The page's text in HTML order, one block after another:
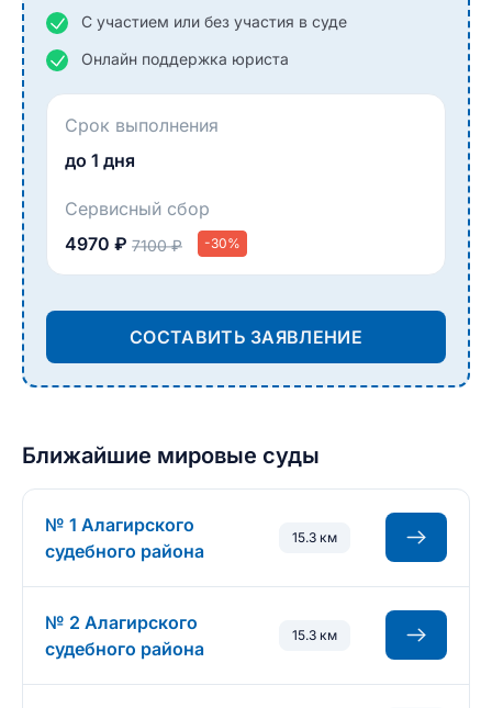
С участием или без участия в суде
Онлайн поддержка юриста
Срок выполнения
до 1 дня
Сервисный сбор
4970 ₽ 7100 ₽ -30%
СОСТАВИТЬ ЗАЯВЛЕНИЕ
Ближайшие мировые суды
№ 1 Алагирского
судебного района
15.3 км
№ 2 Алагирского
судебного района
15.3 км